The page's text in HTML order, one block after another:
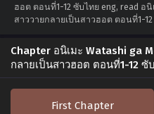
ฮอต ตอนที่1-12 ซับไทย eng, read อ
สาววายกลายเป็นสาวฮอต ตอนที่1-
Chapter อนิเมะ Watashi ga
กลายเป็นสาวฮอต ตอนที่1-12 ซั
First Chapter